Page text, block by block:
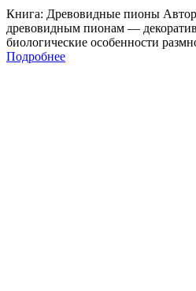
Книга: Древовидные пионы
древовидным пионам —
биологические особенности
Подробнее